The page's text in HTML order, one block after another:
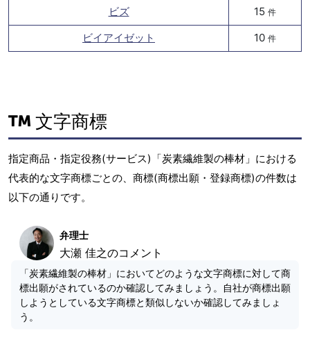
ビズ 15 件
ビイアイゼット 10 件
文字商標
指定商品・指定役務(サービス)「炭素繊維製の棒材」における
代表的な文字商標ごとの、商標(商標出願・登録商標)の件数は
以下の通りです。
弁理士
大瀬 佳之のコメント
「炭素繊維製の棒材」においてどのような文字商標に対して商
標出願がされているのか確認してみましょう。自社が商標出願
しようとしている文字商標と類似しないか確認してみましょ
う。